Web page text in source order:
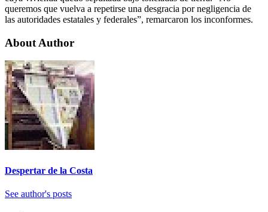
queremos que vuelva a repetirse una desgracia por negligencia de
las autoridades estatales y federales”, remarcaron los inconformes.
About Author
Despertar de la Costa
See author's posts